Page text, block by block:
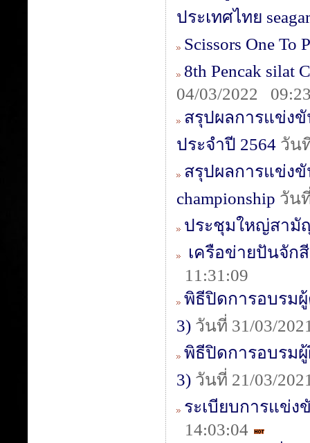
ประเทศไทย
Scissors One To
8th Pencak silat
04/03/2022
สรุปผลการแข่ง
ประจำปี 2564 วัน
สรุปผลการแข่งขั
championship วัน
ประชุมใหญ่สามั
เครือข่ายปันจัก
11:31:09
พิธีปิดการอบรม
3) วันที่ 31/03/
พิธีปิดการอบรม
3) วันที่ 21/03/
ระเบียบการแข่
14:03:04